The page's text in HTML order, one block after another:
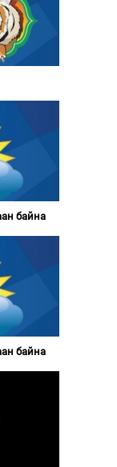
байна
байна